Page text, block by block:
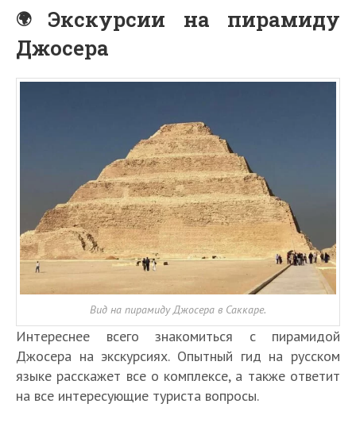
Экскурсии на пирамиду
Джосера
Вид на пирамиду Джосера в Саккаре.
Интереснее всего знакомиться с пирамидой
Джосера на экскурсиях. Опытный гид на русском
языке расскажет все о комплексе, а также ответит
на все интересующие туриста вопросы.